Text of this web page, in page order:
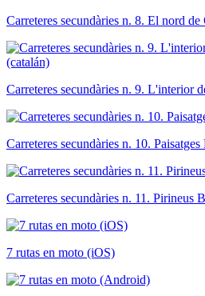
Carreteres secundàries n. 8. El nord
Carreteres secundàries n. 9. L'interior
Carreteres secundàries n. 10.
Carreteres secundàries n. 11. Pirineus
7 rutas en moto (iOS)